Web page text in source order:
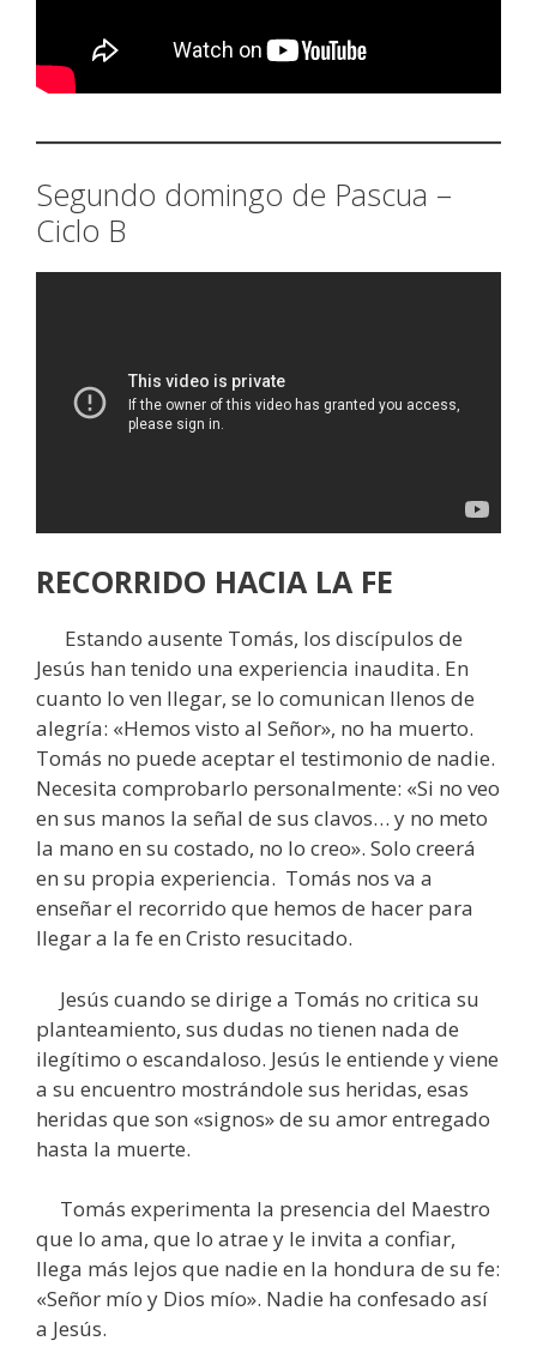
Segundo domingo de Pascua –
Ciclo B
RECORRIDO HACIA LA FE
Estando ausente Tomás, los discípulos de
Jesús han tenido una experiencia inaudita. En
cuanto lo ven llegar, se lo comunican llenos de
alegría: «Hemos visto al Señor», no ha muerto.
Tomás no puede aceptar el testimonio de nadie.
Necesita comprobarlo personalmente: «Si no veo
en sus manos la señal de sus clavos… y no meto
la mano en su costado, no lo creo». Solo creerá
en su propia experiencia. Tomás nos va a
enseñar el recorrido que hemos de hacer para
llegar a la fe en Cristo resucitado.
Jesús cuando se dirige a Tomás no critica su
planteamiento, sus dudas no tienen nada de
ilegítimo o escandaloso. Jesús le entiende y viene
a su encuentro mostrándole sus heridas, esas
heridas que son «signos» de su amor entregado
hasta la muerte.
Tomás experimenta la presencia del Maestro
que lo ama, que lo atrae y le invita a confiar,
llega más lejos que nadie en la hondura de su fe:
«Señor mío y Dios mío». Nadie ha confesado así
a Jesús.